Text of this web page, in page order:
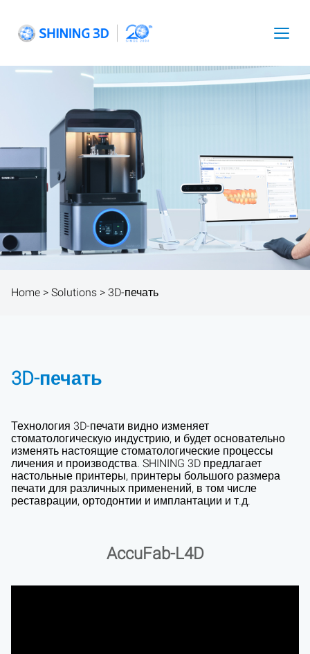
content
Home > Solutions > 3D-печать
3D-печать
Технология 3D-печати видно изменяет
стоматологическую индустрию, и будет основательно
изменять настоящие стоматологические процессы
личения и производства. SHINING 3D предлагает
настольные принтеры, принтеры большого размера
печати для различных применений, в том числе
реставрации, ортодонтии и имплантации и т.д.
AccuFab-L4D